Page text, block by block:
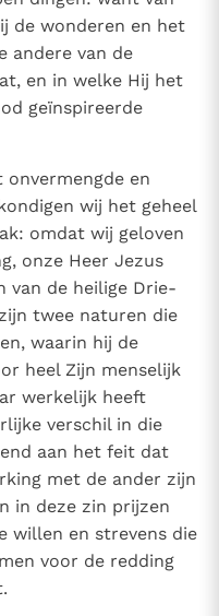
de wonderen en het
andere van de
en in welke Hij het
geïnspireerde
onvermengde en
wij het geheel
omdat wij geloven
onze Heer Jezus
van de heilige Drie-
twee naturen die
waarin hij de
heel Zijn menselijk
werkelijk heeft
verschil in die
aan het feit dat
met de ander zijn
in deze zin prijzen
willen en strevens die
voor de redding